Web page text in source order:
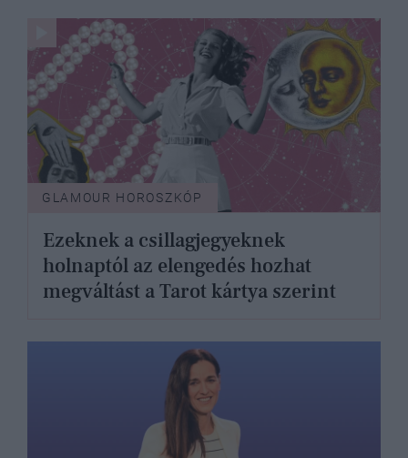
GLAMOUR HOROSZKÓP
Ezeknek a csillagjegyeknek
holnaptól az elengedés hozhat
megváltást a Tarot kártya szerint